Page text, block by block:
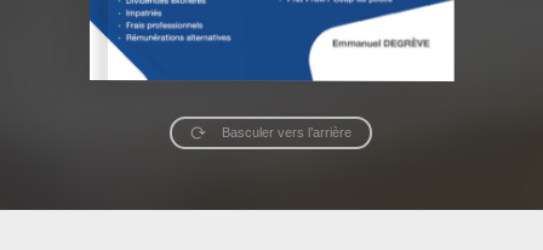
Basculer vers l’arrière